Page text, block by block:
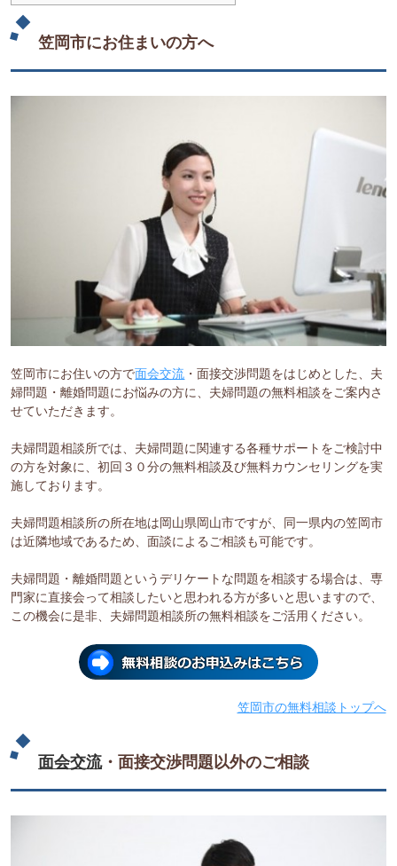
笠岡市にお住まいの方へ
笠岡市にお住いの方で面会交流 ・面接交渉問題をはじめとした、夫
婦問題・離婚問題にお悩みの方に、夫婦問題の無料相談をご案内さ
せていただきます。
夫婦問題相談所では、夫婦問題に関連する各種サポートをご検討中
の方を対象に、初回３０分の無料相談及び無料カウンセリングを実
施しております。
夫婦問題相談所の所在地は岡山県岡山市ですが、同一県内の笠岡市
は近隣地域であるため、面談によるご相談も可能です。
夫婦問題・離婚問題というデリケートな問題を相談する場合は、専
門家に直接会って相談したいと思われる方が多いと思いますので、
この機会に是非、夫婦問題相談所の無料相談をご活用ください。
笠岡市の無料相談トップへ
面会交流・面接交渉問題以外のご相談